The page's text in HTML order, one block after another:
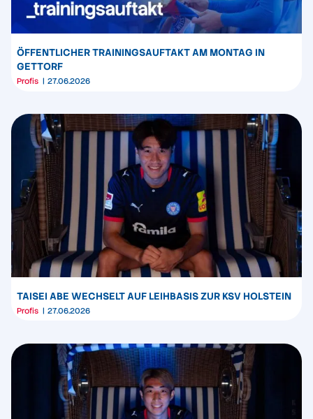
ÖFFENTLICHER TRAININGSAUFTAKT AM MONTAG IN
GETTORF
Profis 27.06.2026
TAISEI ABE WECHSELT AUF LEIHBASIS ZUR KSV HOLSTEIN
Profis 27.06.2026